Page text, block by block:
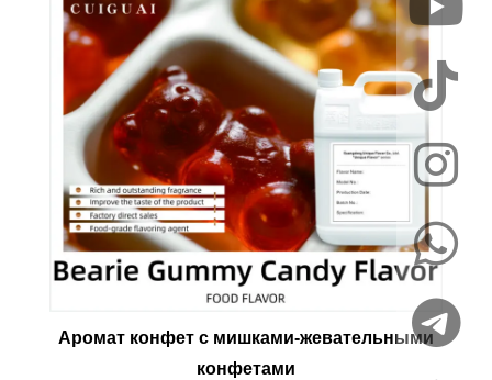
Аромат конфет с мишками-жевательными
конфетами